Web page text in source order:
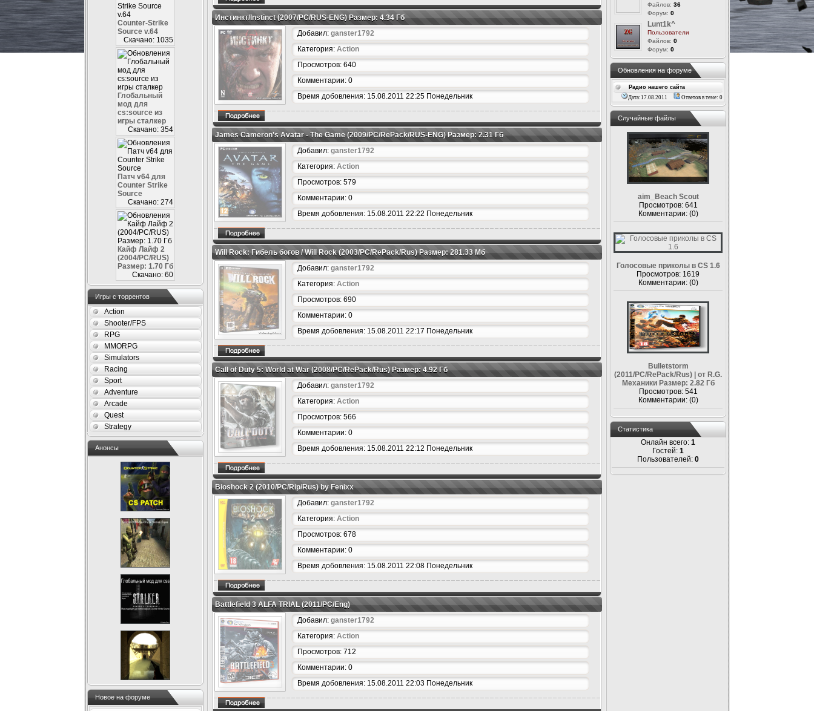
Counter-Strike
Source v.64
Скачано: 1035
Глобальный
мод для
cs:source из
игры сталкер
Скачано: 354
Патч v64 для
Counter Strike
Source
Скачано: 274
Кайф Лайф 2
(2004/PC/RUS)
Размер: 1.70 Гб
Скачано: 60
Игры с торрентов
Action
Shooter/FPS
RPG
MMORPG
Simulators
Racing
Sport
Adventure
Arcade
Quest
Strategy
Анонсы
Новое на форуме
Инстинкт/Instinct (2007/PC/RUS-ENG) Размер: 4.34 Гб
Добавил: ganster1792
Категория: Action
Просмотров: 640
Комментарии: 0
Время добовления: 15.08.2011 22:25 Понедельник
James Cameron's Avatar - The Game (2009/PC/RePack/RUS-ENG) Размер: 2.31 Гб
Добавил: ganster1792
Категория: Action
Просмотров: 579
Комментарии: 0
Время добовления: 15.08.2011 22:22 Понедельник
Will Rock: Гибель богов / Will Rock (2003/PC/RePack/Rus) Размер: 281.33 Мб
Добавил: ganster1792
Категория: Action
Просмотров: 690
Комментарии: 0
Время добовления: 15.08.2011 22:17 Понедельник
Call of Duty 5: World at War (2008/PC/RePack/Rus) Размер: 4.92 Гб
Добавил: ganster1792
Категория: Action
Просмотров: 566
Комментарии: 0
Время добовления: 15.08.2011 22:12 Понедельник
Bioshock 2 (2010/PC/Rip/Rus) by Fenixx
Добавил: ganster1792
Категория: Action
Просмотров: 678
Комментарии: 0
Время добовления: 15.08.2011 22:08 Понедельник
Battlefield 3 ALFA TRIAL (2011/PC/Eng)
Добавил: ganster1792
Категория: Action
Просмотров: 712
Комментарии: 0
Время добовления: 15.08.2011 22:03 Понедельник
Файлов: 36
Форум: 0
Lunt1k^
Пользователи
Файлов: 0
Форум: 0
Обновления на форуме
Радио нашего сайта
Дата:17.08.2011
Ответов в теме: 0
Случайные файлы
aim_Beach Scout
Просмотров: 641
Комментарии: (0)
Голосовые приколы в CS 1.6
Просмотров: 1619
Комментарии: (0)
Bulletstorm
(2011/PC/RePack/Rus) | от R.G.
Механики Размер: 2.82 Гб
Просмотров: 541
Комментарии: (0)
Статистика
Онлайн всего: 1
Гостей: 1
Пользователей: 0